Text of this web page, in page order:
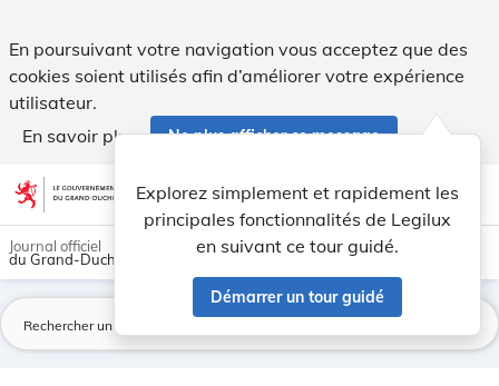
En poursuivant votre navigation vous acceptez que des
cookies soient utilisés afin d’améliorer votre expérience
utilisateur.
En savoir plus
Ne plus afficher ce message
Aller au contenu account_circle help Aide
Explorez simplement et rapidement les
principales fonctionnalités de Legilux
en suivant ce tour guidé.
Démarrer un tour guidé
light_mode dark_mode
Journal officiel
du Grand-Duché de Luxembourg